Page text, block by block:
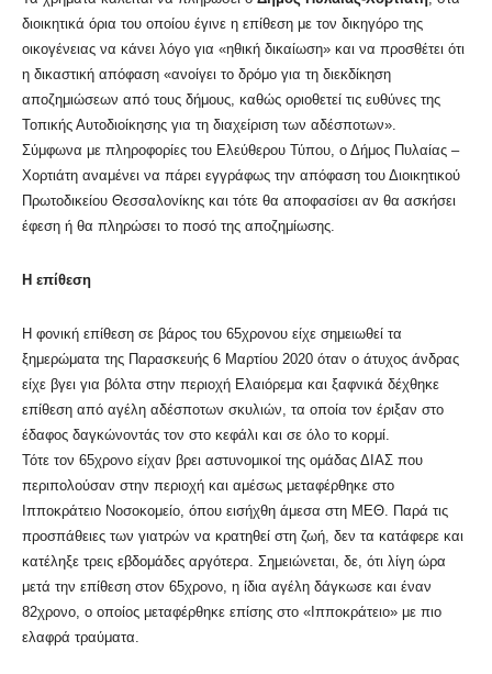
διοικητικά όρια του οποίου έγινε η επίθεση με τον δικηγόρο της
οικογένειας να κάνει λόγο για «ηθική δικαίωση» και να προσθέτει ότι
η δικαστική απόφαση «ανοίγει το δρόμο για τη διεκδίκηση
αποζημιώσεων από τους δήμους, καθώς οριοθετεί τις ευθύνες της
Τοπικής Αυτοδιοίκησης για τη διαχείριση των αδέσποτων».
Σύμφωνα με πληροφορίες του Ελεύθερου Τύπου, ο Δήμος Πυλαίας –
Χορτιάτη αναμένει να πάρει εγγράφως την απόφαση του Διοικητικού
Πρωτοδικείου Θεσσαλονίκης και τότε θα αποφασίσει αν θα ασκήσει
έφεση ή θα πληρώσει το ποσό της αποζημίωσης.
Η επίθεση
Η φονική επίθεση σε βάρος του 65χρονου είχε σημειωθεί τα
ξημερώματα της Παρασκευής 6 Μαρτίου 2020 όταν ο άτυχος άνδρας
είχε βγει για βόλτα στην περιοχή Ελαιόρεμα και ξαφνικά δέχθηκε
επίθεση από αγέλη αδέσποτων σκυλιών, τα οποία τον έριξαν στο
έδαφος δαγκώνοντάς τον στο κεφάλι και σε όλο το κορμί.
Τότε τον 65χρονο είχαν βρει αστυνομικοί της ομάδας ΔΙΑΣ που
περιπολούσαν στην περιοχή και αμέσως μεταφέρθηκε στο
Ιπποκράτειο Νοσοκομείο, όπου εισήχθη άμεσα στη ΜΕΘ. Παρά τις
προσπάθειες των γιατρών να κρατηθεί στη ζωή, δεν τα κατάφερε και
κατέληξε τρεις εβδομάδες αργότερα. Σημειώνεται, δε, ότι λίγη ώρα
μετά την επίθεση στον 65χρονο, η ίδια αγέλη δάγκωσε και έναν
82χρονο, ο οποίος μεταφέρθηκε επίσης στο «Ιπποκράτειο» με πιο
ελαφρά τραύματα.